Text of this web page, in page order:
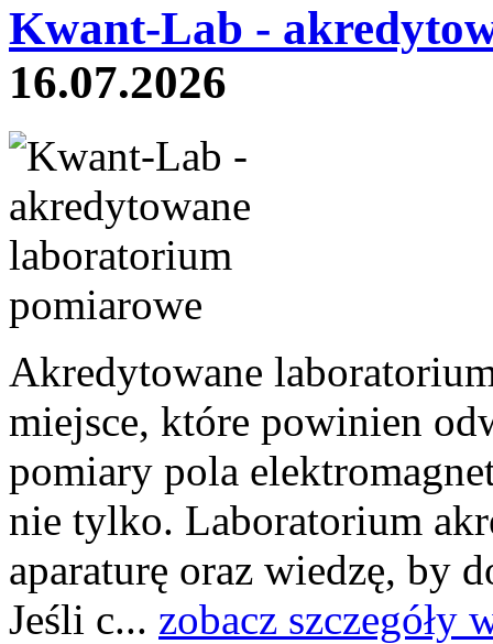
Kwant-Lab -
16.07.2026
Akredytowane
miejsce, które powinien
pomiary pola
nie tylko. Laboratorium
aparaturę oraz wiedzę, by
Jeśli c... zobacz szczegóły